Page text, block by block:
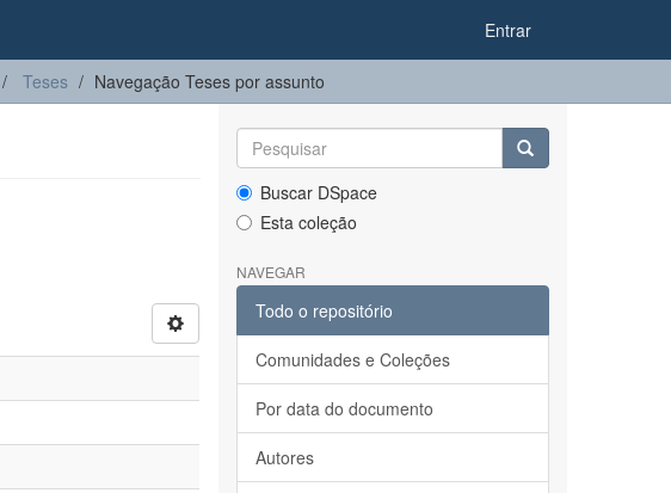
Entrar
Teses Navegação Teses por assunto
Buscar DSpace
Esta coleção
NAVEGAR
Todo o repositório
Comunidades e Coleções
Por data do documento
Autores